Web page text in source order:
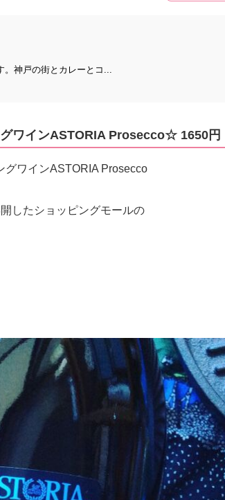
神戸の街とカレーとコ...
ワインASTORIA Prosecco☆ 1650円
グワインASTORIA Prosecco
したショッピングモールの